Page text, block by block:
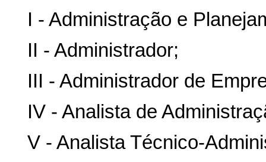
I - Administração e
II - Administrador;
III - Administrador de
IV - Analista de
V - Analista Técnico-